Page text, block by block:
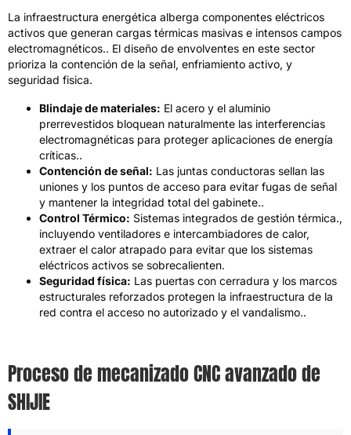
La infraestructura energética alberga componentes eléctricos
activos que generan cargas térmicas masivas e intensos campos
electromagnéticos.. El diseño de envolventes en este sector
prioriza la contención de la señal, enfriamiento activo, y
seguridad fisica.
Blindaje de materiales: El acero y el aluminio
prerrevestidos bloquean naturalmente las interferencias
electromagnéticas para proteger aplicaciones de energía
críticas..
Contención de señal: Las juntas conductoras sellan las
uniones y los puntos de acceso para evitar fugas de señal
y mantener la integridad total del gabinete..
Control Térmico: Sistemas integrados de gestión térmica.,
incluyendo ventiladores e intercambiadores de calor,
extraer el calor atrapado para evitar que los sistemas
eléctricos activos se sobrecalienten.
Seguridad física: Las puertas con cerradura y los marcos
estructurales reforzados protegen la infraestructura de la
red contra el acceso no autorizado y el vandalismo..
Proceso de mecanizado CNC avanzado de
SHIJIE